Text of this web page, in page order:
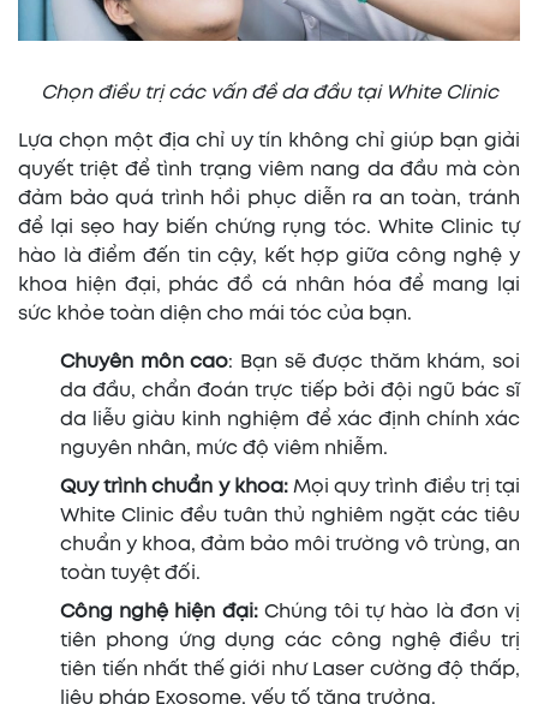
Chọn điều trị các vấn đề da đầu tại White Clinic
Lựa chọn một địa chỉ uy tín không chỉ giúp bạn giải
quyết triệt để tình trạng viêm nang da đầu mà còn
đảm bảo quá trình hồi phục diễn ra an toàn, tránh
để lại sẹo hay biến chứng rụng tóc. White Clinic tự
hào là điểm đến tin cậy, kết hợp giữa công nghệ y
khoa hiện đại, phác đồ cá nhân hóa để mang lại
sức khỏe toàn diện cho mái tóc của bạn.
Chuyên môn cao: Bạn sẽ được thăm khám, soi
da đầu, chẩn đoán trực tiếp bởi đội ngũ bác sĩ
da liễu giàu kinh nghiệm để xác định chính xác
nguyên nhân, mức độ viêm nhiễm.
Quy trình chuẩn y khoa:Mọi quy trình điều trị tại
White Clinic đều tuân thủ nghiêm ngặt các tiêu
chuẩn y khoa, đảm bảo môi trường vô trùng, an
toàn tuyệt đối.
Công nghệ hiện đại:Chúng tôi tự hào là đơn vị
tiên phong ứng dụng các công nghệ điều trị
tiên tiến nhất thế giới như Laser cường độ thấp,
liệu pháp Exosome, yếu tố tăng trưởng.